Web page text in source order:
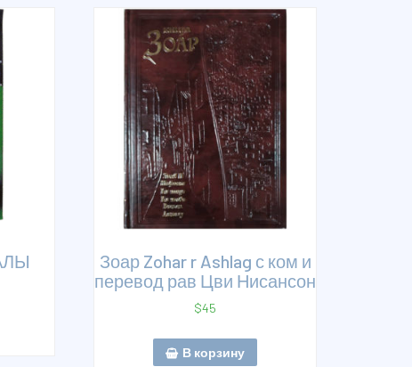
Зоар Zohar r Ashlag с ком и
перевод рав Цви Нисансон
$45
В корзину